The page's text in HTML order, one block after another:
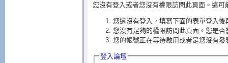
您沒有登入或者您沒有權限訪問此頁面。這可
您還沒有登入，填寫下面的表單登入後
您沒有足夠的權限訪問此頁面。您是
您的帳號正在等待啟用或者是您沒有發
登入論壇